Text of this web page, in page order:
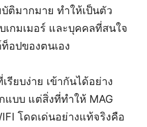
ติมากมาย ทำให้เป็นตัว
เกมเมอร์ และบุคคลที่สนใจ
อปของตนเอง
รียบง่าย เข้ากันได้อย่าง
แบบ แต่สิ่งที่ทำให้ MAG
โดดเด่นอย่างแท้จริงคือ